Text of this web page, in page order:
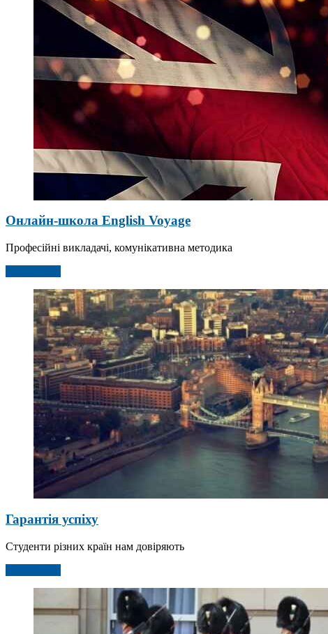
Онлайн-школа English Voyage
Професійні викладачі, комунікативна методика
Гарантія успіху
Студенти різних країн нам довіряють